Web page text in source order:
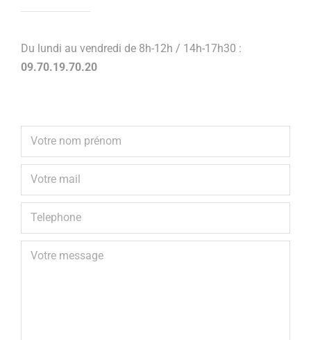
Du lundi au vendredi de 8h-12h / 14h-17h30 :
09.70.19.70.20